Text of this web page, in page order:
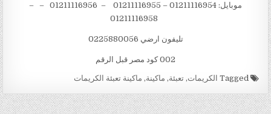
موبايل: 01211116954 – 01211116955 – 01211116956 – –
تليفون ارضي 0225880056
002 كود مصر قبل الرقم
Tagged الكريمات,تعبئة, ماكينة, ماكينة تعبئة الكريمات